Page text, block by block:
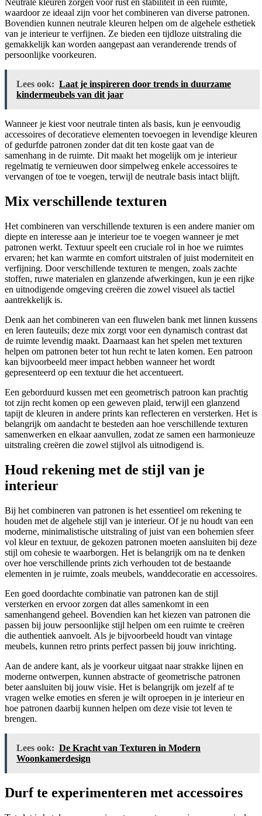
Neutrale kleuren zorgen voor rust en stabiliteit in een ruimte,
waardoor ze ideaal zijn voor het combineren van diverse patronen.
Bovendien kunnen neutrale kleuren helpen om de algehele esthetiek
van je interieur te verfijnen. Ze bieden een tijdloze uitstraling die
gemakkelijk kan worden aangepast aan veranderende trends of
persoonlijke voorkeuren.
Lees ook: Laat je inspireren door trends in duurzame
kindermeubels van dit jaar
Wanneer je kiest voor neutrale tinten als basis, kun je eenvoudig
accessoires of decoratieve elementen toevoegen in levendige kleuren
of gedurfde patronen zonder dat dit ten koste gaat van de
samenhang in de ruimte. Dit maakt het mogelijk om je interieur
regelmatig te vernieuwen door simpelweg enkele accessoires te
vervangen of toe te voegen, terwijl de neutrale basis intact blijft.
Mix verschillende texturen
Het combineren van verschillende texturen is een andere manier om
diepte en interesse aan je interieur toe te voegen wanneer je met
patronen werkt. Textuur speelt een cruciale rol in hoe we ruimtes
ervaren; het kan warmte en comfort uitstralen of juist moderniteit en
verfijning. Door verschillende texturen te mengen, zoals zachte
stoffen, ruwe materialen en glanzende afwerkingen, kun je een rijke
en uitnodigende omgeving creëren die zowel visueel als tactiel
aantrekkelijk is.
Denk aan het combineren van een fluwelen bank met linnen kussens
en leren fauteuils; deze mix zorgt voor een dynamisch contrast dat
de ruimte levendig maakt. Daarnaast kan het spelen met texturen
helpen om patronen beter tot hun recht te laten komen. Een patroon
kan bijvoorbeeld meer impact hebben wanneer het wordt
gepresenteerd op een textuur die het accentueert.
Een geborduurd kussen met een geometrisch patroon kan prachtig
tot zijn recht komen op een geweven plaid, terwijl een glanzend
tapijt de kleuren in andere prints kan reflecteren en versterken. Het is
belangrijk om aandacht te besteden aan hoe verschillende texturen
samenwerken en elkaar aanvullen, zodat ze samen een harmonieuze
uitstraling creëren die zowel stijlvol als uitnodigend is.
Houd rekening met de stijl van je
interieur
Bij het combineren van patronen is het essentieel om rekening te
houden met de algehele stijl van je interieur. Of je nu houdt van een
moderne, minimalistische uitstraling of juist van een bohemien sfeer
vol kleur en textuur, de gekozen patronen moeten aansluiten bij deze
stijl om cohesie te waarborgen. Het is belangrijk om na te denken
over hoe verschillende prints zich verhouden tot de bestaande
elementen in je ruimte, zoals meubels, wanddecoratie en accessoires.
Een goed doordachte combinatie van patronen kan de stijl
versterken en ervoor zorgen dat alles samenkomt in een
samenhangend geheel. Bovendien kan het kiezen van patronen die
passen bij jouw persoonlijke stijl helpen om een ruimte te creëren
die authentiek aanvoelt. Als je bijvoorbeeld houdt van vintage
meubels, kunnen retro prints perfect passen bij jouw inrichting.
Aan de andere kant, als je voorkeur uitgaat naar strakke lijnen en
moderne ontwerpen, kunnen abstracte of geometrische patronen
beter aansluiten bij jouw visie. Het is belangrijk om jezelf af te
vragen welke emoties en sferen je wilt oproepen in je interieur en
hoe patronen daarbij kunnen helpen om deze visie tot leven te
brengen.
Lees ook: De Kracht van Texturen in Modern
Woonkamerdesign
Durf te experimenteren met accessoires